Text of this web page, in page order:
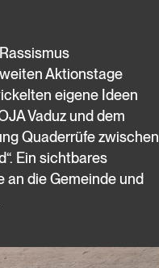
Aktionstage
eigene Ideen
Vaduz und dem
Quaderrüfe zwischen
Ein sichtbares
die Gemeinde und